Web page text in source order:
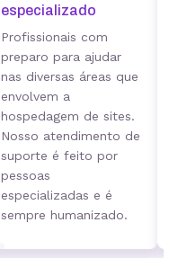
especializado
Profissionais com
preparo para ajudar
nas diversas áreas que
envolvem a
hospedagem de sites.
Nosso atendimento de
suporte é feito por
pessoas
especializadas e é
sempre humanizado.